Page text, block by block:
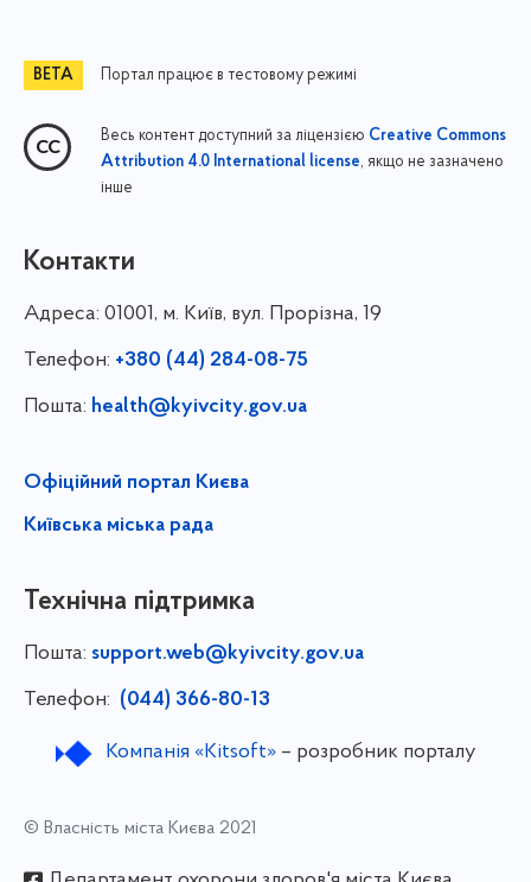
Портал працює в тестовому режимі
Весь контент доступний за ліцензією Creative Commons
Attribution 4.0 International license, якщо не зазначено
інше
Контакти
Адреса: 01001, м. Київ, вул. Прорізна, 19
Телефон: +380 (44) 284-08-75
Пошта: health@kyivcity.gov.ua
Офіційний портал Києва
Київська міська рада
Технічна підтримка
Пошта: support.web@kyivcity.gov.ua
Телефон: (044) 366-80-13
Компанія «Kitsoft»– розробник порталу
© Власність міста Києва 2021